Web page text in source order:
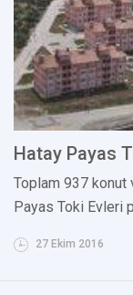
Hatay Payas
Toplam 937 konut
Payas Toki Evleri
27 Ekim 2016